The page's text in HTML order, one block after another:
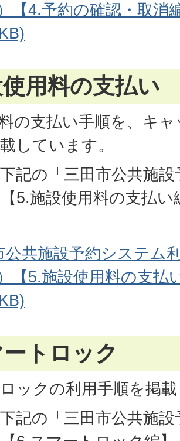
【4.予約の確認・取消
用料の支払い
の支払い手順を、キ
しています。
記の「三田市公共施
5.施設使用料の支払
公共施設予約システム
【5.施設使用料の支払
トロック
ックの利用手順を掲
記の「三田市公共施